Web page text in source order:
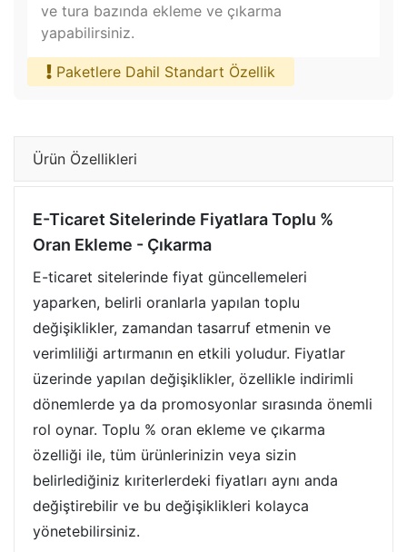
ve tura bazında ekleme ve çıkarma
yapabilirsiniz.
Paketlere Dahil Standart Özellik
Ürün Özellikleri
E-Ticaret Sitelerinde Fiyatlara Toplu %
Oran Ekleme - Çıkarma
E-ticaret sitelerinde fiyat güncellemeleri
yaparken, belirli oranlarla yapılan toplu
değişiklikler, zamandan tasarruf etmenin ve
verimliliği artırmanın en etkili yoludur. Fiyatlar
üzerinde yapılan değişiklikler, özellikle indirimli
dönemlerde ya da promosyonlar sırasında önemli
rol oynar. Toplu % oran ekleme ve çıkarma
özelliği ile, tüm ürünlerinizin veya sizin
belirlediğiniz kıriterlerdeki fiyatları aynı anda
değiştirebilir ve bu değişiklikleri kolayca
yönetebilirsiniz.